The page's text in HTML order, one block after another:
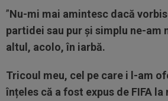
”Nu-mi mai amintesc dacă
partidei sau pur și simplu ne-am
altul, acolo, în iarbă.
Tricoul meu, cel pe care i l-am
înțeles că a fost expus de FIFA